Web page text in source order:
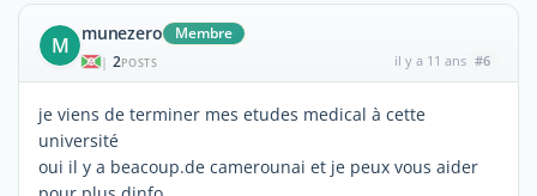
M munezero Membre
| 2POSTS il y a 11 ans #6
je viens de terminer mes etudes medical à cette
université
oui il y a beacoup.de camerounai et je peux vous aider